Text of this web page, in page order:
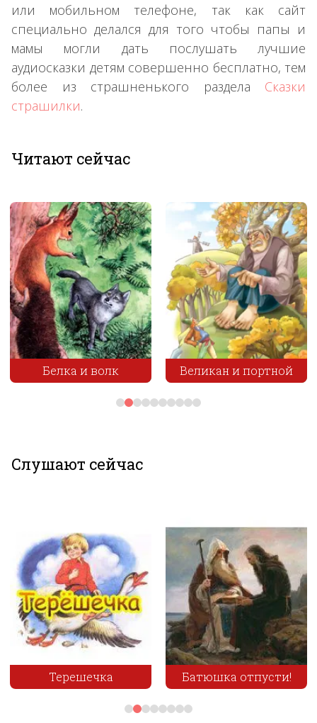
или мобильном телефоне, так как сайт
специально делался для того чтобы папы и
мамы могли дать послушать лучшие
аудиосказки детям совершенно бесплатно, тем
более из страшненького раздела Сказки
страшилки.
Читают сейчас
Великан и портной Худая жена
Слушают сейчас
Батюшка отпусти!
Малышарики - На
помощь! Я сам